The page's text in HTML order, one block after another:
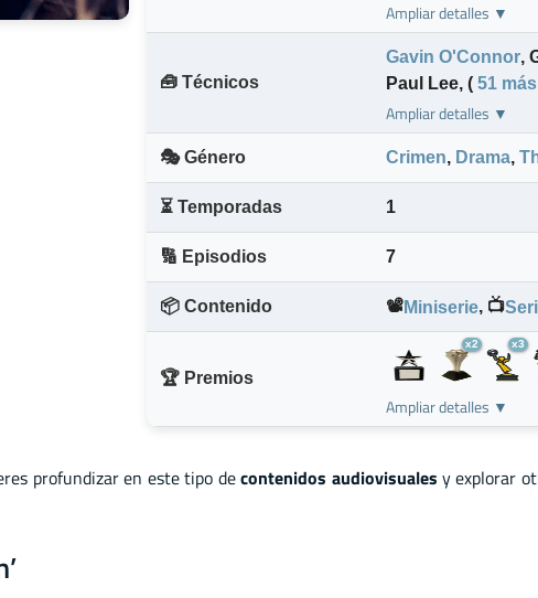
Ampliar detalles ▼
🧰 Técnicos
Gavin O'Connor,
Paul Lee, ( 51 más
Ampliar detalles ▼
🎭 Género Crimen, Drama,
⏳ Temporadas 1
🔢 Episodios 7
📦 Contenido 📽️Miniserie, 📺
🏆 Premios
x2 x3
Ampliar detalles ▼
profundizar en este tipo decontenidos audiovisuales y explorar